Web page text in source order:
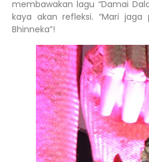
membawakan lagu “Damai
kaya akan refleksi. “Mari
Bhinneka”!